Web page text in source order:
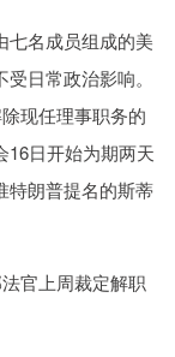
七名成员组成的美
日常政治影响。
现任理事职务的
16日开始为期两天
特朗普提名的斯蒂
官上周裁定解职